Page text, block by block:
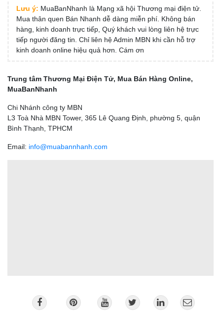
Lưu ý: MuaBanNhanh là Mạng xã hội Thương mại điện tử.
Mua thân quen Bán Nhanh dễ dàng miễn phí. Không bán
hàng, kinh doanh trực tiếp, Quý khách vui lòng liên hệ trực
tiếp người đăng tin. Chỉ liên hệ Admin MBN khi cần hỗ trợ
kinh doanh online hiệu quả hơn. Cám ơn
Trung tâm Thương Mại Điện Tử, Mua Bán Hàng Online,
MuaBanNhanh
Chi Nhánh công ty MBN
L3 Toà Nhà MBN Tower, 365 Lê Quang Định, phường 5, quận
Bình Thạnh, TPHCM
Email: info@muabannhanh.com